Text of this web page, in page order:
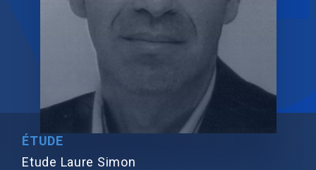
ÉTUDE
Etude Laure Simon